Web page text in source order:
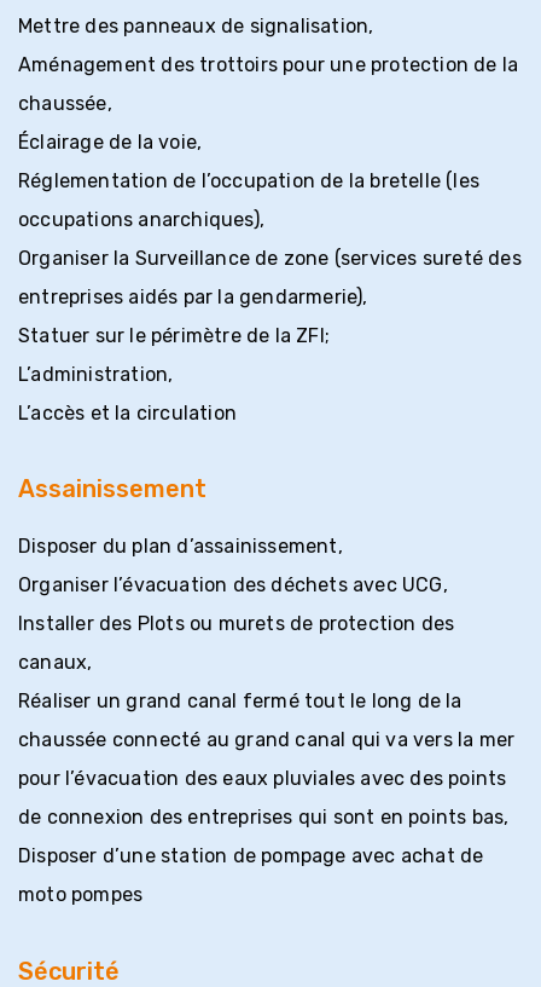
Mettre des panneaux de signalisation,
Aménagement des trottoirs pour une protection de la
chaussée,
Éclairage de la voie,
Réglementation de l’occupation de la bretelle (les
occupations anarchiques),
Organiser la Surveillance de zone (services sureté des
entreprises aidés par la gendarmerie),
Statuer sur le périmètre de la ZFI;
L’administration,
L’accès et la circulation
Assainissement
Disposer du plan d’assainissement,
Organiser l’évacuation des déchets avec UCG,
Installer des Plots ou murets de protection des
canaux,
Réaliser un grand canal fermé tout le long de la
chaussée connecté au grand canal qui va vers la mer
pour l’évacuation des eaux pluviales avec des points
de connexion des entreprises qui sont en points bas,
Disposer d’une station de pompage avec achat de
moto pompes
Sécurité